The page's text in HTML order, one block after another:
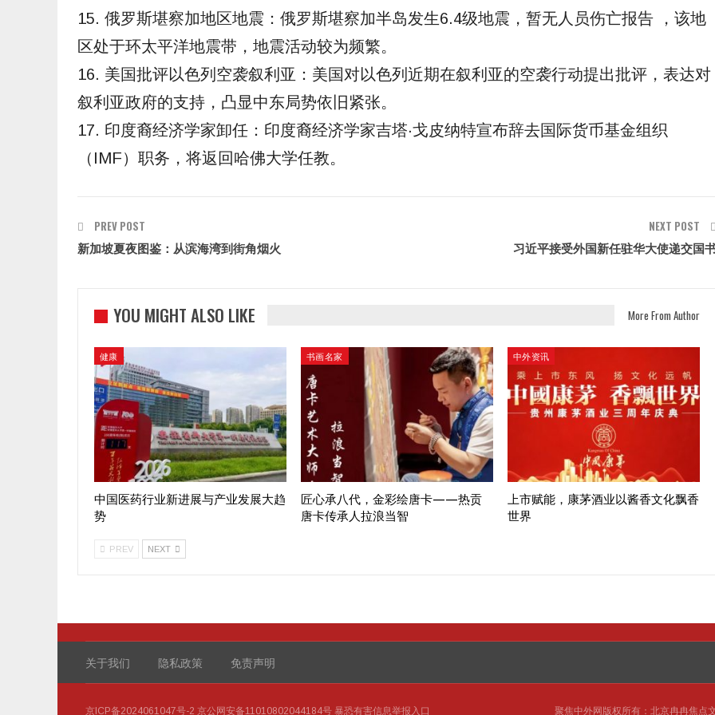
15. 俄罗斯堪察加地区地震：俄罗斯堪察加半岛发生6.4级地震，暂无人员伤亡报告 ，该地
区处于环太平洋地震带，地震活动较为频繁。
16. 美国批评以色列空袭叙利亚：美国对以色列近期在叙利亚的空袭行动提出批评，表达对
叙利亚政府的支持，凸显中东局势依旧紧张。
17. 印度裔经济学家卸任：印度裔经济学家吉塔·戈皮纳特宣布辞去国际货币基金组织
（IMF）职务，将返回哈佛大学任教。
PREV POST
新加坡夏夜图鉴：从滨海湾到街角烟火
NEXT POST
习近平接受外国新任驻华大使递交国
YOU MIGHT ALSO LIKE More From Author
健康
中国医药行业新进展与产业发展大趋
势
书画名家
匠心承八代，金彩绘唐卡——热贡
唐卡传承人拉浪当智
中外资讯
上市赋能，康茅酒业以酱香文化飘香
世界
PREV NEXT
关于我们 隐私政策 免责声明
京ICP备2024061047号-2 京公网安备11010802044184号 暴恐有害信息举报入口 聚焦中外网 版权所有：北京冉冉焦点